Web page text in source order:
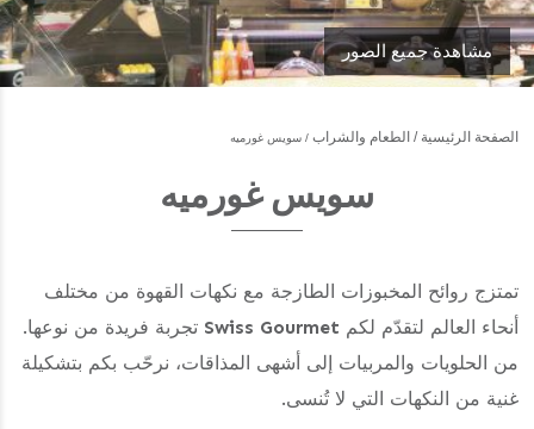
مشاهدة جميع الصور
الصفحة الرئيسية الطعام والشراب سويس غورميه
سويس غورميه
تمتزج روائح المخبوزات الطازجة مع نكهات القهوة من مختلف
أنحاء العالم لتقدّم لكم Swiss Gourmet تجربة فريدة من نوعها.
من الحلويات والمربيات إلى أشهى المذاقات، نرحّب بكم بتشكيلة
غنية من النكهات التي لا تُنسى.